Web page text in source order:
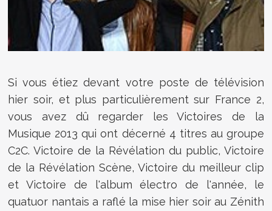
Si vous étiez devant votre poste de télévision
hier soir, et plus particulièrement sur France 2,
vous avez dû regarder les Victoires de la
Musique 2013 qui ont décerné 4 titres au groupe
C2C. Victoire de la Révélation du public, Victoire
de la Révélation Scène, Victoire du meilleur clip
et Victoire de l'album électro de l'année, le
quatuor nantais a raflé la mise hier soir au Zénith